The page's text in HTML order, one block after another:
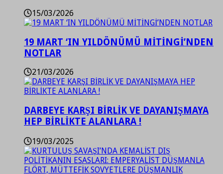
15/03/2026
19 MART ‘IN YILDÖNÜMÜ MİTİNGİ’NDEN
NOTLAR
21/03/2026
DARBEYE KARŞI BİRLİK VE DAYANIŞMAYA
HEP BİRLİKTE ALANLARA !
19/03/2025